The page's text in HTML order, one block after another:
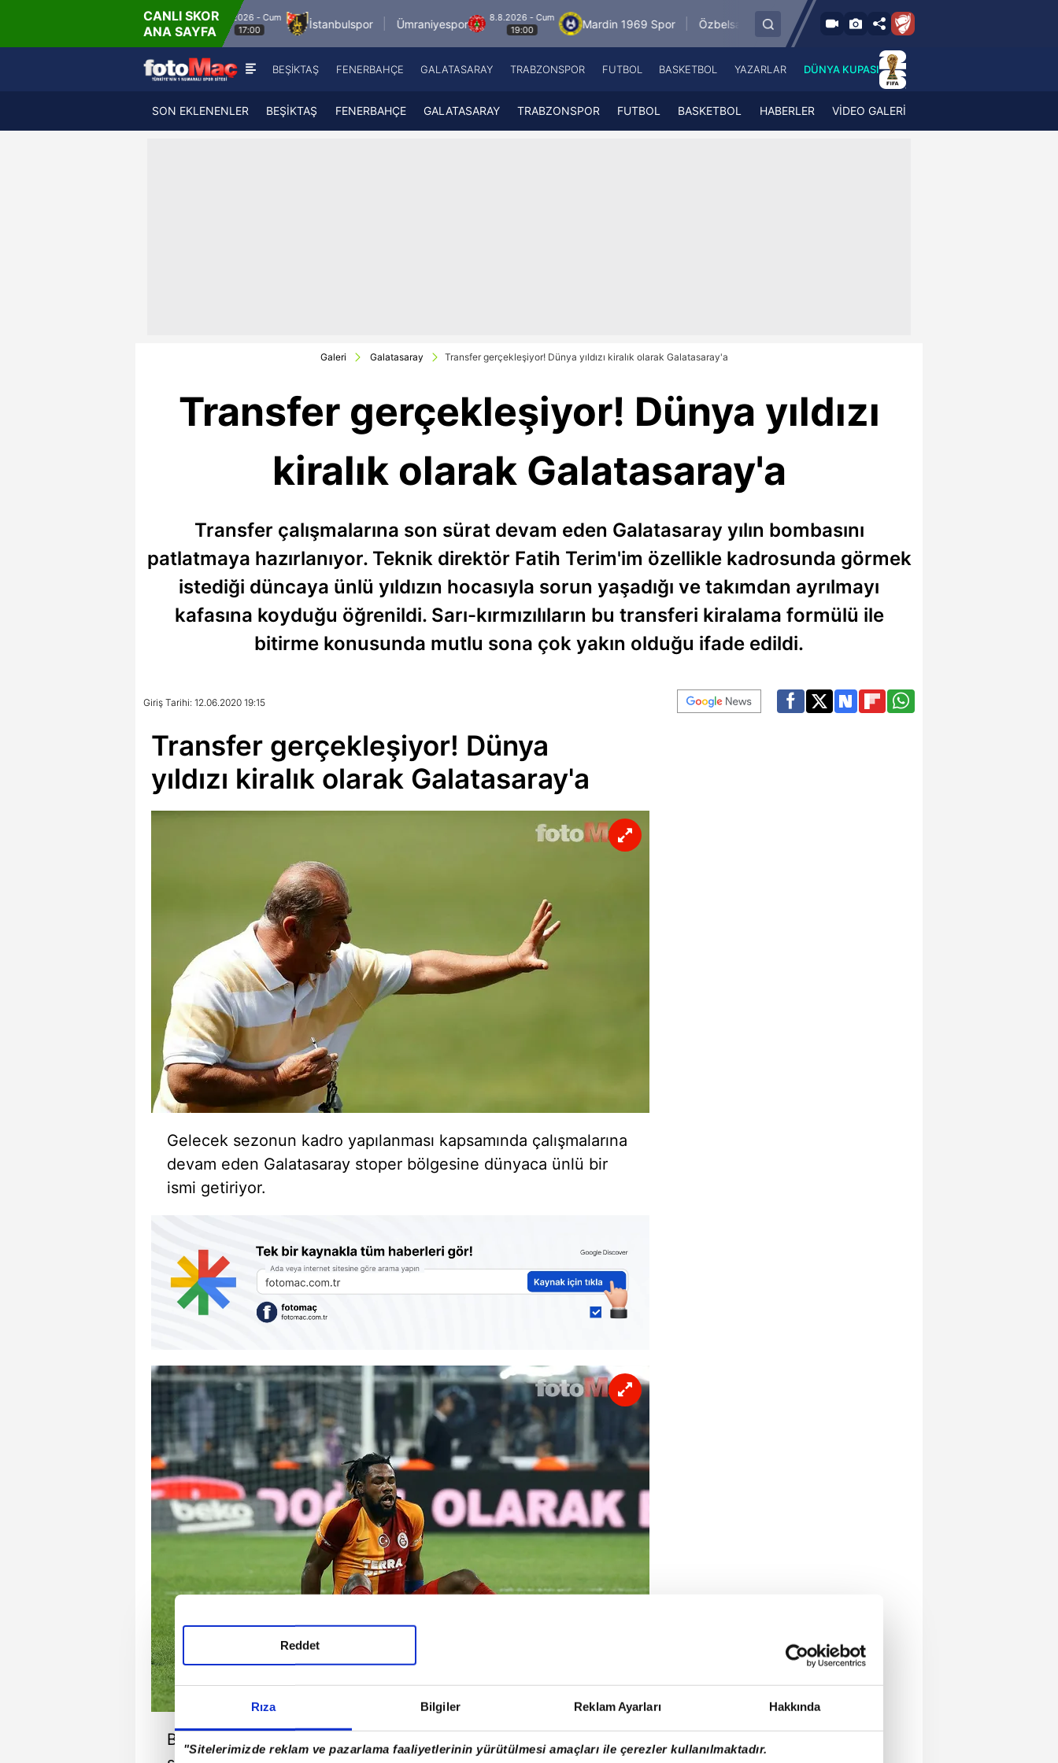
Rıza Bilgiler Reklam Ayarları Hakkında
"Sitelerimizde reklam ve pazarlama faaliyetlerinin yürütülmesi amaçları ile çerezler kullanılmaktadır.
Reddet
CANLI SKOR
ANA SAYFA
8.8.2026 - Cum
17:00
İstanbulspor Ümraniyespor
8.8.2026 - Cum
19:00
Mardin 1969 Spor Özbelsan Sivasspor
8.8.2026 - Cum
19:00
Esenler Erokspor
Fenerbahçe
Galatasaray
A Spor
ATV
A Haber Radyo
A Spor Radyo
A News Radio
BEŞİKTAŞ FENERBAHÇE GALATASARAY TRABZONSPOR FUTBOL BASKETBOL YAZARLAR DÜNYA KUPASI
SON EKLENENLER BEŞİKTAŞ FENERBAHÇE GALATASARAY TRABZONSPOR FUTBOL BASKETBOL HABERLER VİDEO GALERİ
Galeri Galatasaray Transfer gerçekleşiyor! Dünya yıldızı kiralık olarak Galatasaray'a
Transfer gerçekleşiyor! Dünya yıldızı
kiralık olarak Galatasaray'a
Transfer çalışmalarına son sürat devam eden Galatasaray yılın bombasını
patlatmaya hazırlanıyor. Teknik direktör Fatih Terim'im özellikle kadrosunda görmek
istediği düncaya ünlü yıldızın hocasıyla sorun yaşadığı ve takımdan ayrılmayı
kafasına koyduğu öğrenildi. Sarı-kırmızılıların bu transferi kiralama formülü ile
bitirme konusunda mutlu sona çok yakın olduğu ifade edildi.
Giriş Tarihi: 12.06.2020 19:15
Transfer gerçekleşiyor! Dünya
yıldızı kiralık olarak Galatasaray'a
Gelecek sezonun kadro yapılanması kapsamında çalışmalarına
devam eden Galatasaray stoper bölgesine dünyaca ünlü bir
ismi getiriyor.
Bu sezon stoper tandeminde yaşanan sakatlıklar sebebiyle